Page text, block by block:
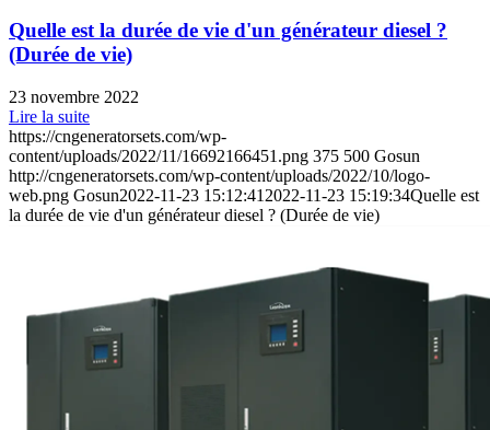
Quelle est la durée de vie d'un générateur diesel ?
(Durée de vie)
23 novembre 2022
Lire la suite
https://cngeneratorsets.com/wp-
content/uploads/2022/11/16692166451.png 375 500 Gosun
http://cngeneratorsets.com/wp-content/uploads/2022/10/logo-
web.png Gosun2022-11-23 15:12:41 2022-11-23 15:19:34Quelle est
la durée de vie d'un générateur diesel ? (Durée de vie)